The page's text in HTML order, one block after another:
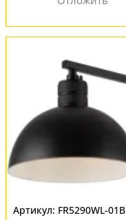
FR5290WL-01B